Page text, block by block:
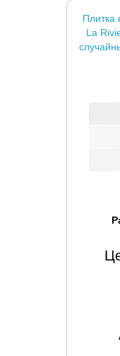
Плитка
La